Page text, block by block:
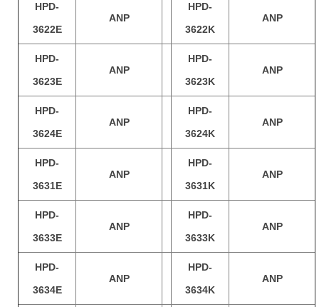
HPD-
3622E
ANP
HPD-
3622K
ANP
HPD-
3623E
ANP
HPD-
3623K
ANP
HPD-
3624E
ANP
HPD-
3624K
ANP
HPD-
3631E
ANP
HPD-
3631K
ANP
HPD-
3633E
ANP
HPD-
3633K
ANP
HPD-
3634E
ANP
HPD-
3634K
ANP